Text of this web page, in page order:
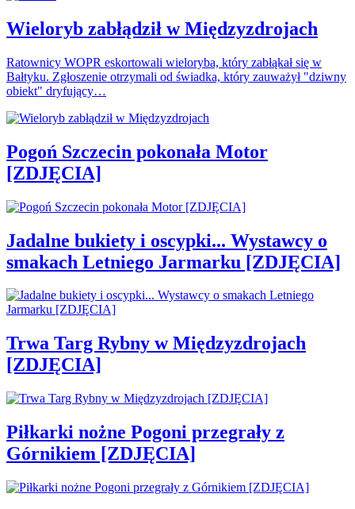
Wieloryb zabłądził w Międzyzdrojach
Ratownicy WOPR eskortowali wieloryba, który zabłąkał się w
Bałtyku. Zgłoszenie otrzymali od świadka, który zauważył "dziwny
obiekt" dryfujący…
Pogoń Szczecin pokonała Motor
[ZDJĘCIA]
Jadalne bukiety i oscypki... Wystawcy o
smakach Letniego Jarmarku [ZDJĘCIA]
Trwa Targ Rybny w Międzyzdrojach
[ZDJĘCIA]
Piłkarki nożne Pogoni przegrały z
Górnikiem [ZDJĘCIA]